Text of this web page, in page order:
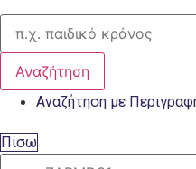
Αναζήτηση
Αναζήτηση με
Πίσω